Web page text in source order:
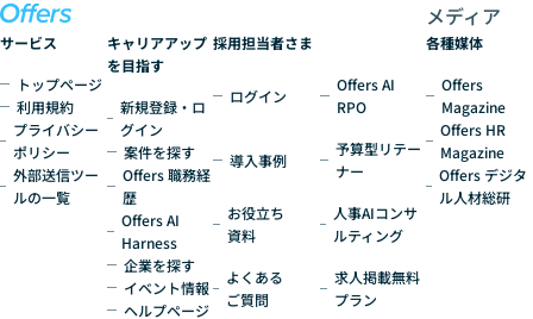
サービス
トップページ
利用規約
プライバシー
ポリシー
外部送信ツー
ルの一覧
キャリアアップ
を目指す
新規登録・ロ
グイン
案件を探す
Offers 職務経
歴
Offers AI
Harness
企業を探す
イベント情報
ヘルプページ
採用担当者さま
ログイン
導入事例
お役立ち
資料
よくある
ご質問
Offers AI
RPO
予算型リテー
ナー
人事AIコンサ
ルティング
求人掲載無料
プラン
メディア
各種媒体
Offers
Magazine
Offers HR
Magazine
Offers デジタ
ル人材総研